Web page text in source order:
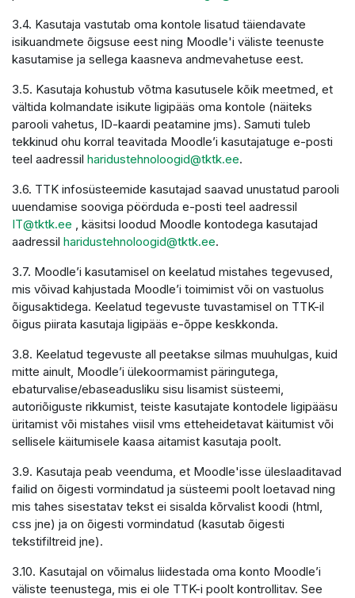
3.4. Kasutaja vastutab oma kontole lisatud täiendavate
isikuandmete õigsuse eest ning Moodle'i väliste teenuste
kasutamise ja sellega kaasneva andmevahetuse eest.
3.5. Kasutaja kohustub võtma kasutusele kõik meetmed, et
vältida kolmandate isikute ligipääs oma kontole (näiteks
parooli vahetus, ID-kaardi peatamine jms). Samuti tuleb
tekkinud ohu korral teavitada Moodle’i kasutajatuge e-posti
teel aadressil haridustehnoloogid@tktk.ee.
3.6. TTK infosüsteemide kasutajad saavad unustatud parooli
uuendamise sooviga pöörduda e-posti teel aadressil
IT@tktk.ee , käsitsi loodud Moodle kontodega kasutajad
aadressil haridustehnoloogid@tktk.ee.
3.7. Moodle’i kasutamisel on keelatud mistahes tegevused,
mis võivad kahjustada Moodle’i toimimist või on vastuolus
õigusaktidega. Keelatud tegevuste tuvastamisel on TTK-il
õigus piirata kasutaja ligipääs e-õppe keskkonda.
3.8. Keelatud tegevuste all peetakse silmas muuhulgas, kuid
mitte ainult, Moodle’i ülekoormamist päringutega,
ebaturvalise/ebaseadusliku sisu lisamist süsteemi,
autoriõiguste rikkumist, teiste kasutajate kontodele ligipääsu
üritamist või mistahes viisil vms etteheidetavat käitumist või
sellisele käitumisele kaasa aitamist kasutaja poolt.
3.9. Kasutaja peab veenduma, et Moodle'isse üleslaaditavad
failid on õigesti vormindatud ja süsteemi poolt loetavad ning
mis tahes sisestatav tekst ei sisalda kõrvalist koodi (html,
css jne) ja on õigesti vormindatud (kasutab õigesti
tekstifiltreid jne).
3.10. Kasutajal on võimalus liidestada oma konto Moodle’i
väliste teenustega, mis ei ole TTK-i poolt kontrollitav. See